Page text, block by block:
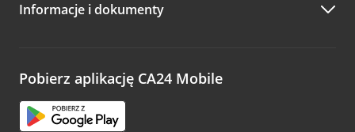
Informacje i dokumenty
Pobierz aplikację CA24 Mobile